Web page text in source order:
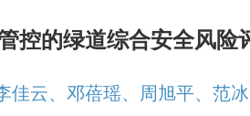
控的绿道综合安全风险
佳云、邓蓓瑶、周旭平、范